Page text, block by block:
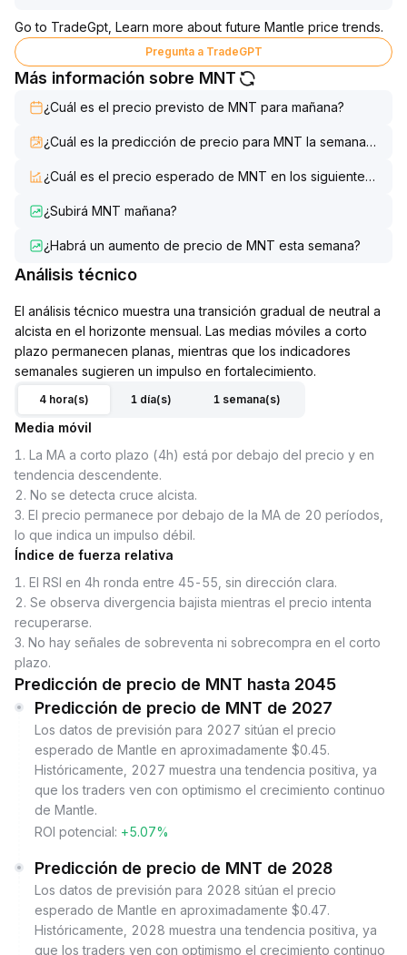
Go to TradeGpt, Learn more about future Mantle price trends.
Pregunta a TradeGPT
Más información sobre MNT
¿Cuál es el precio previsto de MNT para mañana?
¿Cuál es la predicción de precio para MNT la semana que
¿Cuál es el precio esperado de MNT en los siguientes 7
¿Subirá MNT mañana?
¿Habrá un aumento de precio de MNT esta semana?
Análisis técnico
El análisis técnico muestra una transición gradual de neutral a
alcista en el horizonte mensual. Las medias móviles a corto
plazo permanecen planas, mientras que los indicadores
semanales sugieren un impulso en fortalecimiento.
4 hora(s) 1 día(s) 1 semana(s)
Media móvil
1 . La MA a corto plazo (4h) está por debajo del precio y en
tendencia descendente.
2. No se detecta cruce alcista.
3. El precio permanece por debajo de la MA de 20 períodos,
lo que indica un impulso débil.
Índice de fuerza relativa
1 . El RSI en 4h ronda entre 45-55, sin dirección clara.
2. Se observa divergencia bajista mientras el precio intenta
recuperarse.
3. No hay señales de sobreventa ni sobrecompra en el corto
plazo.
Predicción de precio de MNT hasta 2045
Predicción de precio de MNT de 2027
Los datos de previsión para 2027 sitúan el precio
esperado de Mantle en aproximadamente $0.45.
Históricamente, 2027 muestra una tendencia positiva, ya
que los traders ven con optimismo el crecimiento continuo
de Mantle.
ROI potencial: +5.07%
Predicción de precio de MNT de 2028
Los datos de previsión para 2028 sitúan el precio
esperado de Mantle en aproximadamente $0.47.
Históricamente, 2028 muestra una tendencia positiva, ya
que los traders ven con optimismo el crecimiento continuo